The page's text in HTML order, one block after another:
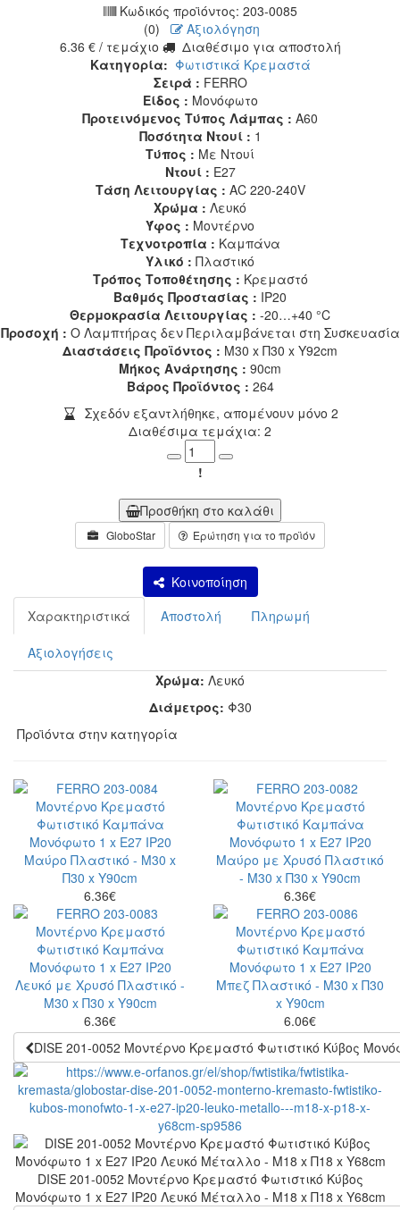
Κωδικός προϊόντος: 203-0085
(0)
Αξιολόγηση
6.36 € / τεμάχιο
Διαθέσιμο για αποστολή
Κατηγορία: Φωτιστικά Κρεμαστά
Σειρά : FERRO
Είδος : Μονόφωτο
Προτεινόμενος Τύπος Λάμπας : A60
Ποσότητα Ντουί : 1
Τύπος : Με Ντουί
Ντουί : E27
Τάση Λειτουργίας : AC 220-240V
Χρώμα : Λευκό
Ύφος : Μοντέρνο
Τεχνοτροπία : Καμπάνα
Υλικό : Πλαστικό
Τρόπος Τοποθέτησης : Κρεμαστό
Βαθμός Προστασίας : IP20
Θερμοκρασία Λειτουργίας : -20…+40 °C
Προσοχή : Ο Λαμπτήρας δεν Περιλαμβάνεται στη Συσκευασία
Διαστάσεις Προϊόντος : Μ30 x Π30 x Υ92cm
Μήκος Ανάρτησης : 90cm
Βάρος Προϊόντος : 264
Σχεδόν εξαντλήθηκε, απομένουν μόνο 2
Διαθέσιμα τεμάχια: 2
Minus
Plus
!
Προσθήκη στο καλάθι
GloboStar Ερώτηση για το προϊόν
Κοινοποίηση
Χαρακτηριστικά
Αποστολή Πληρωμή
Αξιολογήσεις
Χρώμα: Λευκό
Διάμετρος: Φ30
Προϊόντα στην κατηγορία
6.36€ 6.36€
6.36€ 6.06€
DISE 201-0052 Μοντέρνο Κρεμαστό Φωτιστικό Κύβος
DISE 201-0052 Μοντέρνο Κρεμαστό Φωτιστικό Κύβος
Μονόφωτο 1 x E27 IP20 Λευκό Μέταλλο - Μ18 x Π18 x Υ68cm